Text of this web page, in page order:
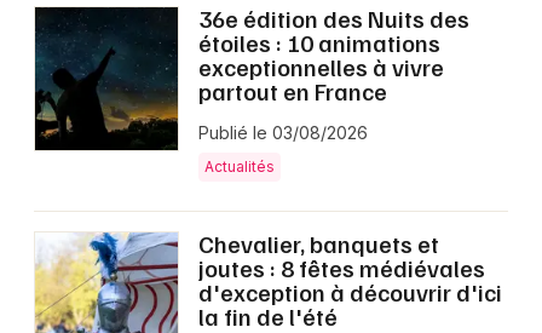
36e édition des Nuits des
étoiles : 10 animations
exceptionnelles à vivre
partout en France
Publié le 03/08/2026
Actualités
Chevalier, banquets et
joutes : 8 fêtes médiévales
d'exception à découvrir d'ici
la fin de l'été